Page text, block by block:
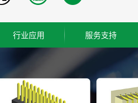
行业应用
成功案例
服务支持